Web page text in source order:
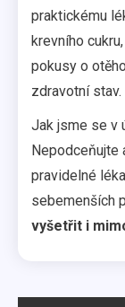
praktickému
krevního
pokusy o
zdravotní stav.
Jak jsme se v
Nepodceňujte
pravidelné
sebemenších
vyšetřit i